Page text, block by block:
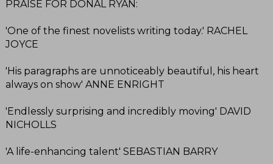
PRAISE FOR DONAL RYAN:
'One of the finest novelists writing today.' RACHEL
JOYCE
'His paragraphs are unnoticeably beautiful, his heart
always on show' ANNE ENRIGHT
'Endlessly surprising and incredibly moving' DAVID
NICHOLLS
'A life-enhancing talent' SEBASTIAN BARRY